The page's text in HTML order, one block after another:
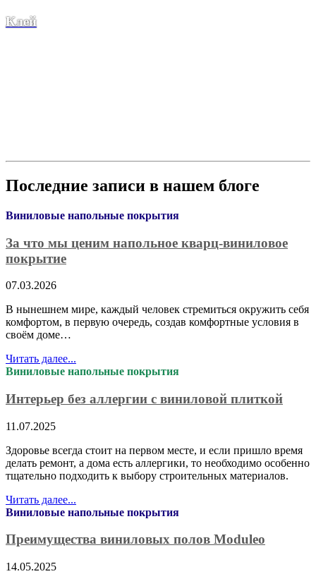
Клей
Последние записи в нашем блоге
Виниловые напольные покрытия
За что мы ценим напольное кварц-виниловое
покрытие
07.03.2026
В нынешнем мире, каждый человек стремиться окружить себя
комфортом, в первую очередь, создав комфортные условия в
своём доме…
Читать далее...
Виниловые напольные покрытия
Интерьер без аллергии с виниловой плиткой
11.07.2025
Здоровье всегда стоит на первом месте, и если пришло время
делать ремонт, а дома есть аллергики, то необходимо особенно
тщательно подходить к выбору строительных материалов.
Читать далее...
Виниловые напольные покрытия
Преимущества виниловых полов Moduleo
14.05.2025